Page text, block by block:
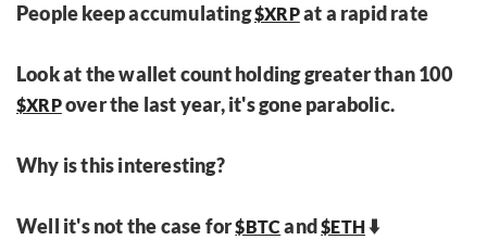
People keep accumulating$XRPat a rapid rate
Look at the wallet count holding greater than 100
$XRPover the last year, it's gone parabolic.
Why is this interesting?
Well it's not the case for$BTCand$ETH⬇️